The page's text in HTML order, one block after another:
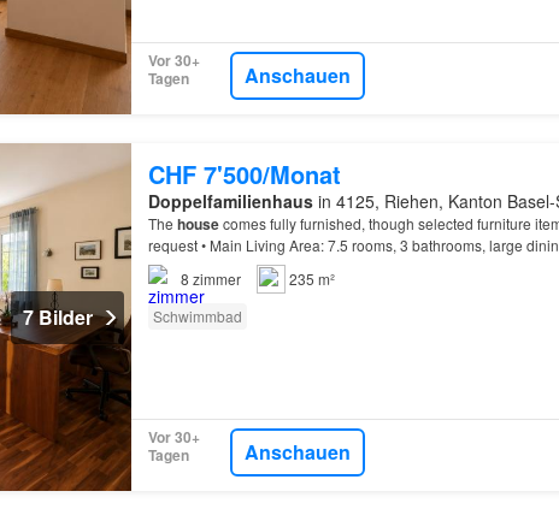
Vor 30+
Tagen
Anschauen
7 Bilder
CHF 7'500/Monat
Doppelfamilienhausin 4125, Riehen, Kanton Basel-
The housecomes fully furnished, though selected furniture
request • Main Living Area: 7.5 rooms, 3 bathrooms, large
8 zimmer
235 m²
Schwimmbad
Vor 30+
Tagen
Anschauen